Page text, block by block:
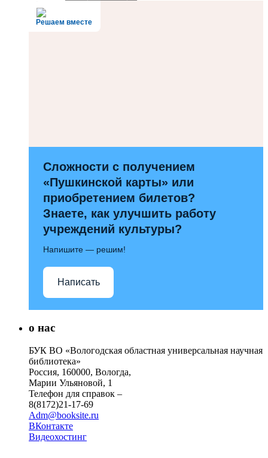
Решаем вместе
Сложности с получением
«Пушкинской карты» или
приобретением билетов?
Знаете, как улучшить работу
учреждений культуры?
Напишите — решим!
Написать
о нас
БУК ВО «Вологодская областная универсальная научная
библиотека»
Россия, 160000, Вологда,
Марии Ульяновой, 1
Телефон для справок –
8(8172)21-17-69
Adm@booksite.ru
ВКонтакте
Видеохостинг